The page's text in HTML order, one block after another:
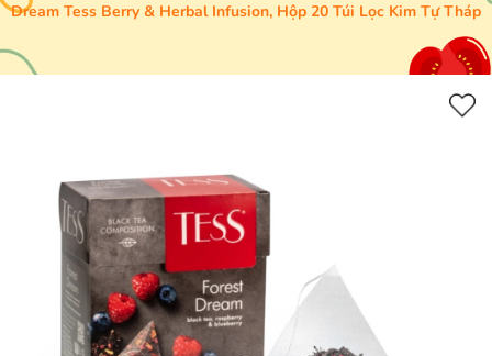
Dream Tess Berry & Herbal Infusion, Hộp 20 Túi Lọc Kim Tự Tháp